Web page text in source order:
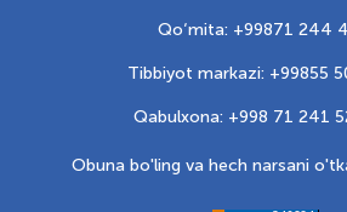
Qo‘mita: +99871 244
Tibbiyot markazi: +99855
Qabulxona: +998 71 241
Obuna bo'ling va hech narsani